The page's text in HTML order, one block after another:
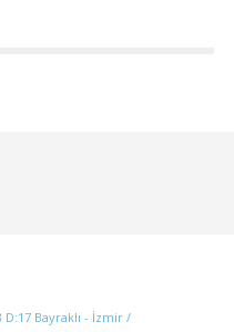
D:17 Bayraklı - İzmir /